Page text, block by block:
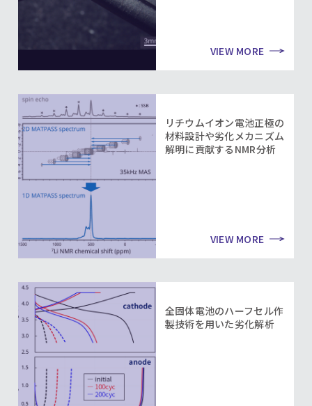
VIEW MORE
リチウムイオン電池正極の
材料設計や劣化メカニズム
解明に貢献するNMR分析
VIEW MORE
全固体電池のハーフセル作
製技術を用いた劣化解析